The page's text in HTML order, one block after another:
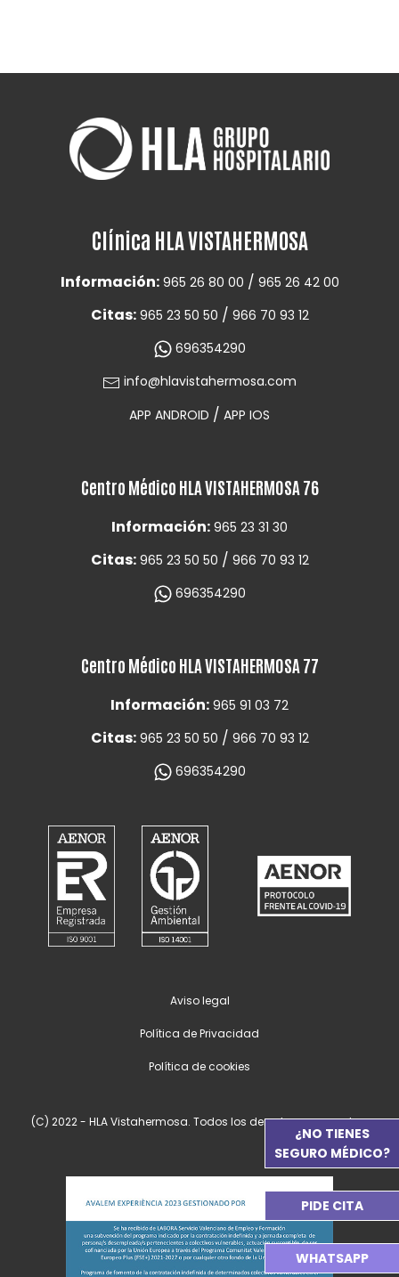
Clínica HLA VISTAHERMOSA
Información: 965 26 80 00 / 965 26 42 00
Citas: 965 23 50 50 / 966 70 93 12
696354290
info@hlavistahermosa.com
APP ANDROID / APP IOS
Centro Médico HLA VISTAHERMOSA 76
Información: 965 23 31 30
Citas: 965 23 50 50 / 966 70 93 12
696354290
Centro Médico HLA VISTAHERMOSA 77
Información: 965 91 03 72
Citas: 965 23 50 50 / 966 70 93 12
696354290
(C) 2022 - HLA Vistahermosa. Todos los derechos reservados.
Aviso legal
Política de Privacidad
Política de cookies
¿NO TIENES
SEGURO MÉDICO?
PIDE CITA
WHATSAPP